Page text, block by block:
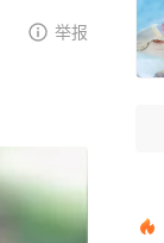
举报